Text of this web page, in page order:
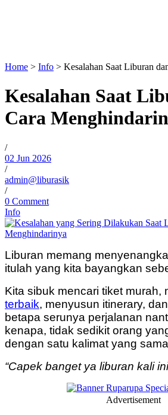
Home > Info > Kesalahan Saat Liburan
Kesalahan Saat
Cara
/
02 Jun 2026
/
admin@liburasik
/
0 Comment
Info
Liburan memang
itulah yang kita bayangkan
Kita sibuk mencari tiket murah,
terbaik, menyusun itinerary,
betapa serunya perjalanan
kenapa, tidak sedikit orang
dengan satu kalimat yang
“Capek banget ya liburan kali
Advertisement